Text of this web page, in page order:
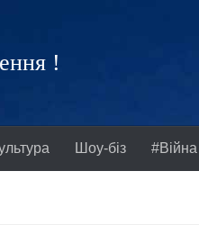
!
Шоу-біз #Війна